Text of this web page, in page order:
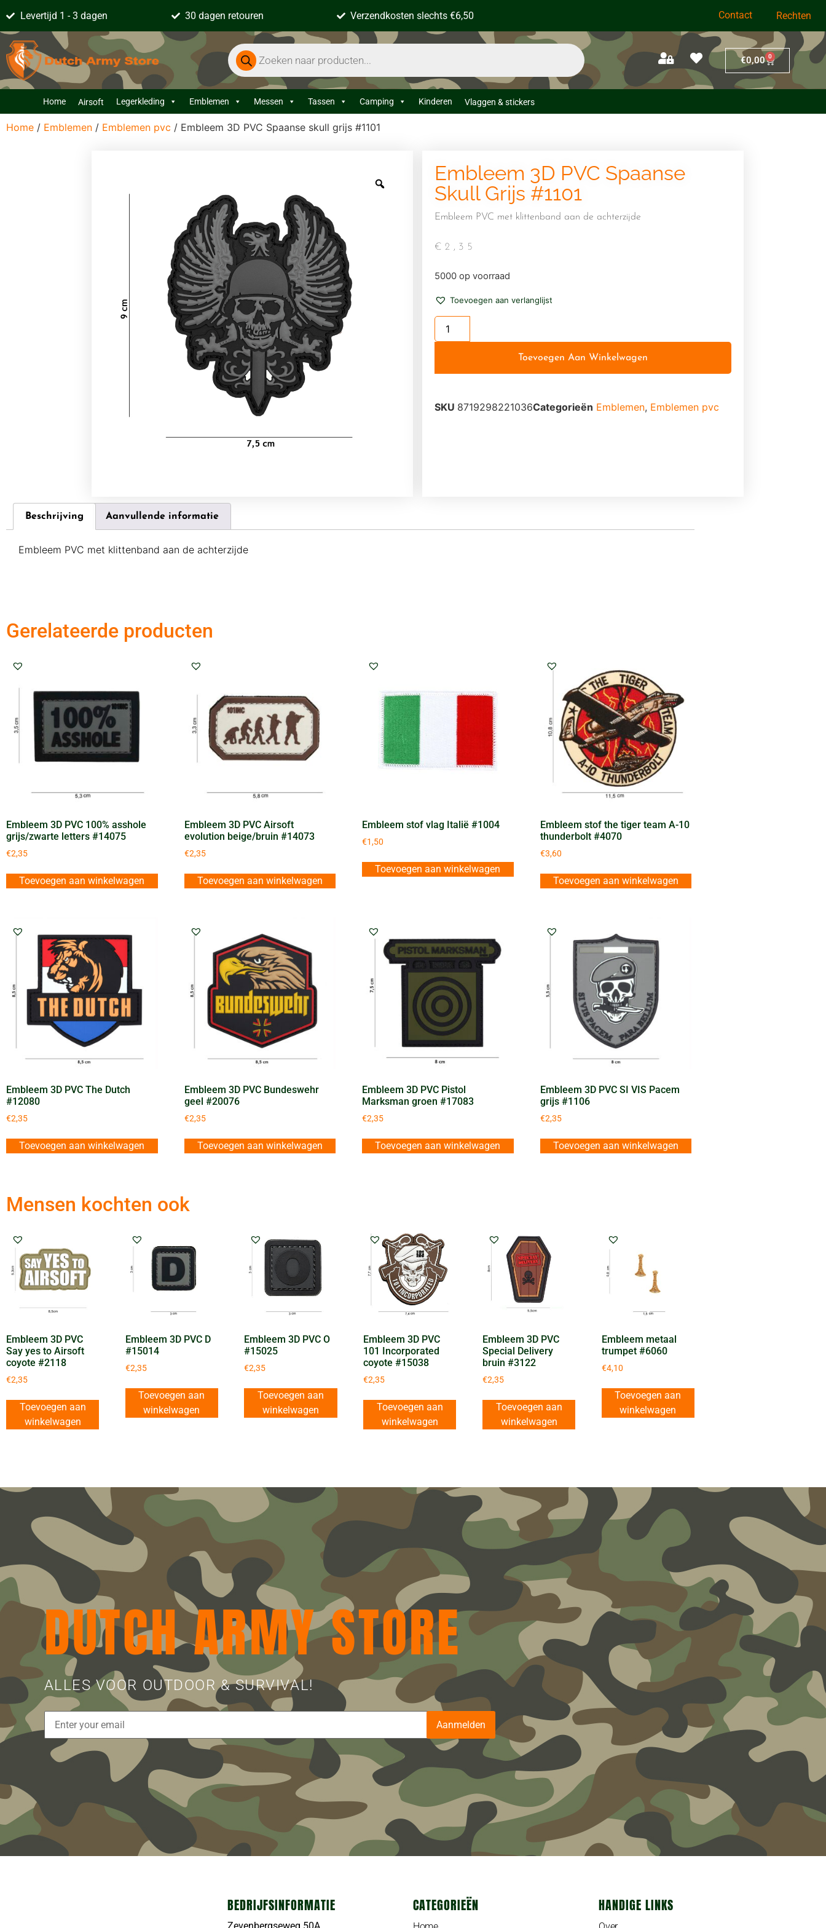
Levertijd 1 - 3 dagen 30 dagen retouren Verzendkosten slechts €6,50 Contact Rechten
€0,00 0
Home Airsoft Legerkleding Emblemen Messen Tassen Camping Kinderen Vlaggen & stickers
Home / Emblemen / Emblemen pvc / Embleem 3D PVC Spaanse skull grijs #1101
Embleem 3D PVC Spaanse
Skull Grijs #1101
Embleem PVC met klittenband aan de achterzijde
€2,35
5000 op voorraad
Toevoegen aan verlanglijst
Toevoegen Aan Winkelwagen
SKU 8719298221036Categorieën Emblemen, Emblemen pvc
Beschrijving Aanvullende informatie
Embleem PVC met klittenband aan de achterzijde
Gerelateerde producten
Embleem 3D PVC 100% asshole
grijs/zwarte letters #14075
€2,35
Toevoegen aan winkelwagen
Embleem 3D PVC Airsoft
evolution beige/bruin #14073
€2,35
Toevoegen aan winkelwagen
Embleem stof vlag Italië #1004
€1,50
Toevoegen aan winkelwagen
Embleem stof the tiger team A-10
thunderbolt #4070
€3,60
Toevoegen aan winkelwagen
Embleem 3D PVC The Dutch
#12080
€2,35
Toevoegen aan winkelwagen
Embleem 3D PVC Bundeswehr
geel #20076
€2,35
Toevoegen aan winkelwagen
Embleem 3D PVC Pistol
Marksman groen #17083
€2,35
Toevoegen aan winkelwagen
Embleem 3D PVC SI VIS Pacem
grijs #1106
€2,35
Toevoegen aan winkelwagen
Mensen kochten ook
Embleem 3D PVC
Say yes to Airsoft
coyote #2118
€2,35
Toevoegen aan
winkelwagen
Embleem 3D PVC D
#15014
€2,35
Toevoegen aan
winkelwagen
Embleem 3D PVC O
#15025
€2,35
Toevoegen aan
winkelwagen
Embleem 3D PVC
101 Incorporated
coyote #15038
€2,35
Toevoegen aan
winkelwagen
Embleem 3D PVC
Special Delivery
bruin #3122
€2,35
Toevoegen aan
winkelwagen
Embleem metaal
trumpet #6060
€4,10
Toevoegen aan
winkelwagen
DUTCH ARMY STORE
ALLES VOOR OUTDOOR & SURVIVAL!
Aanmelden
BEDRIJFSINFORMATIE CATEGORIEËN HANDIGE LINKS